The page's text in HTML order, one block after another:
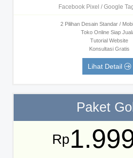
Facebook Pixel / Google
2 Pilihan Desain Standar /
Toko Online Siap
Tutorial Website
Konsultasi Gratis
Lihat Detail
Paket
Rp